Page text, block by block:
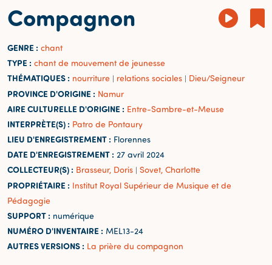
Compagnon
GENRE : chant
TYPE : chant de mouvement de jeunesse
THÉMATIQUES : nourriture | relations sociales | Dieu/Seigneur
PROVINCE D'ORIGINE : Namur
AIRE CULTURELLE D'ORIGINE : Entre-Sambre-et-Meuse
INTERPRÈTE(S) : Patro de Pontaury
LIEU D'ENREGISTREMENT : Florennes
DATE D'ENREGISTREMENT : 27 avril 2024
COLLECTEUR(S) : Brasseur, Doris | Sovet, Charlotte
PROPRIÉTAIRE : Institut Royal Supérieur de Musique et de
Pédagogie
SUPPORT : numérique
NUMÉRO D'INVENTAIRE : MEL13-24
AUTRES VERSIONS : La prière du compagnon